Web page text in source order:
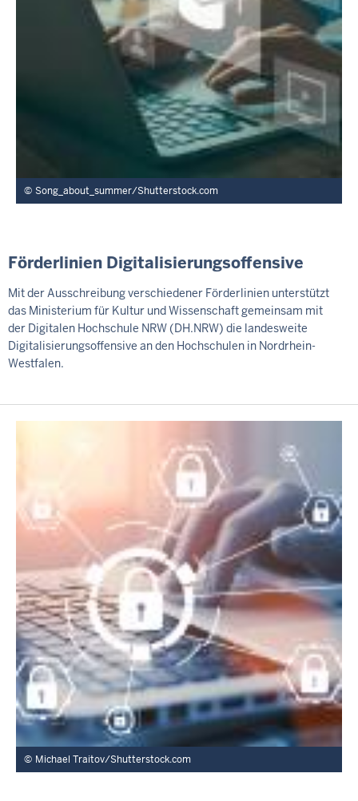
Song_about_summer/Shutterstock.com
Förderlinien Digitalisierungsoffensive
Mit der Ausschreibung verschiedener Förderlinien unterstützt
das Ministerium für Kultur und Wissenschaft gemeinsam mit
der Digitalen Hochschule NRW (DH.NRW) die landesweite
Digitalisierungsoffensive an den Hochschulen in Nordrhein-
Westfalen.
Michael Traitov/Shutterstock.com